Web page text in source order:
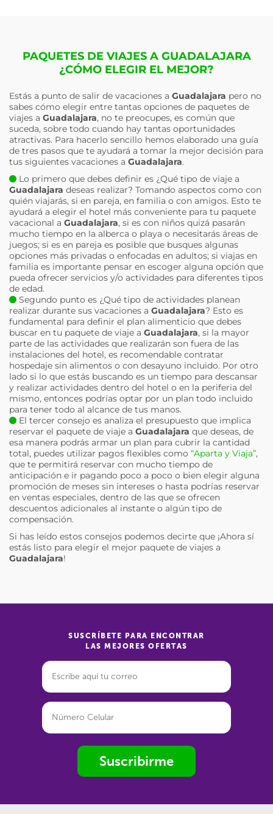
PAQUETES DE VIAJES A GUADALAJARA
¿CÓMO ELEGIR EL MEJOR?
Estás a punto de salir de vacaciones a Guadalajara pero no
sabes cómo elegir entre tantas opciones de paquetes de
viajes a Guadalajara, no te preocupes, es común que
suceda, sobre todo cuando hay tantas oportunidades
atractivas. Para hacerlo sencillo hemos elaborado una guía
de tres pasos que te ayudará a tomar la mejor decisión para
tus siguientes vacaciones a Guadalajara.
Lo primero que debes definir es ¿Qué tipo de viaje a
Guadalajara deseas realizar? Tomando aspectos como con
quién viajarás, si en pareja, en familia o con amigos. Esto te
ayudará a elegir el hotel más conveniente para tu paquete
vacacional a Guadalajara, si es con niños quizá pasarán
mucho tiempo en la alberca o playa o necesitarás áreas de
juegos; si es en pareja es posible que busques algunas
opciones más privadas o enfocadas en adultos; si viajas en
familia es importante pensar en escoger alguna opción que
pueda ofrecer servicios y/o actividades para diferentes tipos
de edad.
Segundo punto es ¿Qué tipo de actividades planean
realizar durante sus vacaciones a Guadalajara? Esto es
fundamental para definir el plan alimenticio que debes
buscar en tu paquete de viaje a Guadalajara, si la mayor
parte de las actividades que realizarán son fuera de las
instalaciones del hotel, es recomendable contratar
hospedaje sin alimentos o con desayuno incluido. Por otro
lado si lo que estás buscando es un tiempo para descansar
y realizar actividades dentro del hotel o en la periferia del
mismo, entonces podrías optar por un plan todo incluido
para tener todo al alcance de tus manos.
El tercer consejo es analiza el presupuesto que implica
reservar el paquete de viaje a Guadalajara que deseas, de
esa manera podrás armar un plan para cubrir la cantidad
total, puedes utilizar pagos flexibles como “Aparta y Viaja”,
que te permitirá reservar con mucho tiempo de
anticipación e ir pagando poco a poco o bien elegir alguna
promoción de meses sin intereses o hasta podrías reservar
en ventas especiales, dentro de las que se ofrecen
descuentos adicionales al instante o algún tipo de
compensación.
Si has leído estos consejos podemos decirte que ¡Ahora sí
estás listo para elegir el mejor paquete de viajes a
Guadalajara!
SUSCRÍBETE PARA ENCONTRAR
LAS MEJORES OFERTAS
Suscribirme